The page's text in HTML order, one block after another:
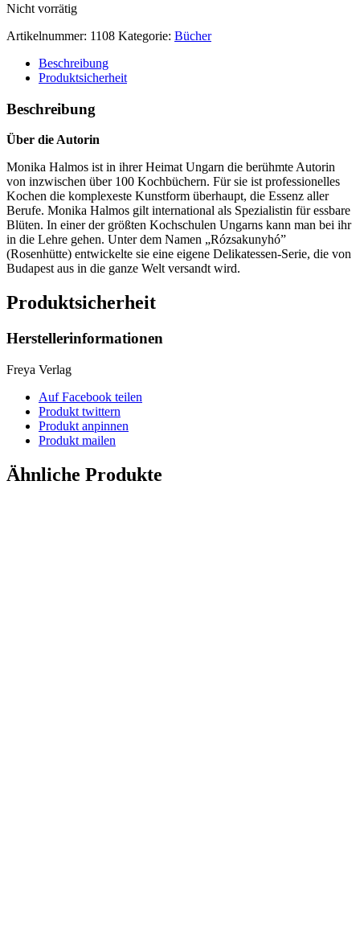
Nicht vorrätig
Artikelnummer: 1108 Kategorie: Bücher
Beschreibung
Produktsicherheit
Beschreibung
Über die Autorin
Monika Halmos ist in ihrer Heimat Ungarn die berühmte Autorin
von inzwischen über 100 Kochbüchern. Für sie ist professionelles
Kochen die komplexeste Kunstform überhaupt, die Essenz aller
Berufe. Monika Halmos gilt international als Spezialistin für essbare
Blüten. In einer der größten Kochschulen Ungarns kann man bei ihr
in die Lehre gehen. Unter dem Namen „Rózsakunyhó”
(Rosenhütte) entwickelte sie eine eigene Delikatessen-Serie, die von
Budapest aus in die ganze Welt versandt wird.
Produktsicherheit
Herstellerinformationen
Freya Verlag
Auf Facebook teilen
Produkt twittern
Produkt anpinnen
Produkt mailen
Ähnliche Produkte